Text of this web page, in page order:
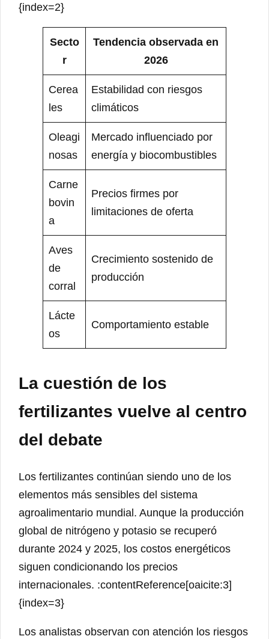
{index=2}
Secto
r
Tendencia observada en
2026
Cerea
les
Estabilidad con riesgos
climáticos
Oleagi
nosas
Mercado influenciado por
energía y biocombustibles
Carne
bovin
a
Precios firmes por
limitaciones de oferta
Aves
de
corral
Crecimiento sostenido de
producción
Lácte
os
Comportamiento estable
La cuestión de los
fertilizantes vuelve al centro
del debate
Los fertilizantes continúan siendo uno de los
elementos más sensibles del sistema
agroalimentario mundial. Aunque la producción
global de nitrógeno y potasio se recuperó
durante 2024 y 2025, los costos energéticos
siguen condicionando los precios
internacionales. :contentReference[oaicite:3]
{index=3}
Los analistas observan con atención los riesgos